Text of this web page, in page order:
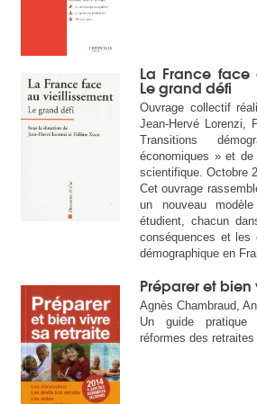
La France face
Le grand défi
Ouvrage collectif
Jean-Hervé Lorenzi,
Transitions
économiques » et
scientifique. Octobre
Cet ouvrage
un nouveau
étudient, chacun
conséquences et les
démographique en
Préparer et
Agnès Chambraud,
Un guide
réformes des retraites